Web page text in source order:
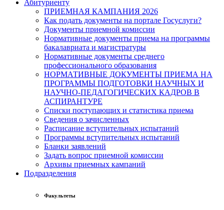
Абитуриенту
ПРИЕМНАЯ КАМПАНИЯ 2026
Как подать документы на портале Госуслуги?
Документы приемной комиссии
Нормативные документы приема на программы
бакалавриата и магистратуры
Нормативные документы среднего
профессионального образования
НОРМАТИВНЫЕ ДОКУМЕНТЫ ПРИЕМА НА
ПРОГРАММЫ ПОДГОТОВКИ НАУЧНЫХ И
НАУЧНО-ПЕДАГОГИЧЕСКИХ КАДРОВ В
АСПИРАНТУРЕ
Списки поступающих и статистика приема
Сведения о зачисленных
Расписание вступительных испытаний
Программы вступительных испытаний
Бланки заявлений
Задать вопрос приемной комиссии
Архивы приемных кампаний
Подразделения
Факультеты